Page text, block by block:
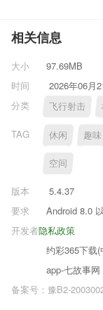
相关信息
大小
97.69MB
时间
2026年06月
分类
飞行射击
TAG 休闲 趣味
空间
版本
5.4.37
要求
Android 8.0
隐私政策
开发者
约彩365下载
app-七故事网
备案号：豫B2-